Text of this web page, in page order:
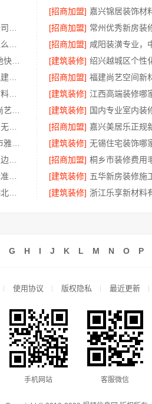
[招商加盟]
[招商加盟]
[招商加盟]
[建筑装修]
[招商加盟]
[建筑装修]
[建筑装修]
[招商加盟] 嘉兴美居乐正规
[建筑装修]
[招商加盟]
[建筑装修]
[建筑装修]
G H I J K L M N O P
使用协议 版权隐私 最近更新
手机网站 客服微信